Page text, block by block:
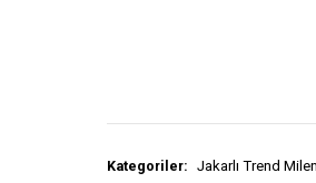
Kategoriler: Jakarlı Trend